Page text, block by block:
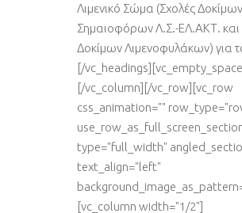
Λιμενικό Σώμα (Σχολές Δοκίμων
Σημαιοφόρων Λ.Σ.-ΕΛ.ΑΚΤ. και
Δοκίμων Λιμενοφυλάκων) για
[/
[/vc_column][/vc_row][vc_row
css_animation=""
type="full_width"
text_align="left"
[vc_column width="1/2"]